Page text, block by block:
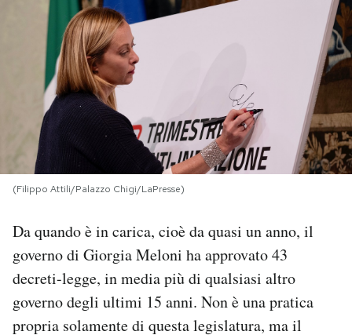
PODCAST
NEWSLETTER
I MIEI PREFERITI
CALENDARIO
AREA PERSONALE
(Filippo Attili/Palazzo Chigi/LaPresse)
Da quando è in carica, cioè da quasi un anno, il
governo di Giorgia Meloni ha approvato 43
decreti-legge, in media più di qualsiasi altro
governo degli ultimi 15 anni. Non è una pratica
propria solamente di questa legislatura, ma il